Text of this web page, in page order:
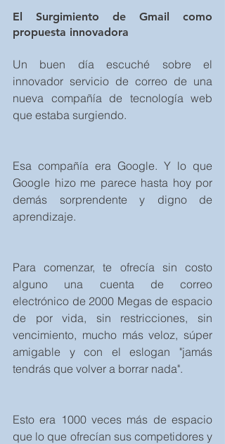
El Surgimiento de Gmail como
propuesta innovadora
Un buen día escuché sobre el
innovador servicio de correo de una
nueva compañía de tecnología web
que estaba surgiendo.
Esa compañía era Google. Y lo que
Google hizo me parece hasta hoy por
demás sorprendente y digno de
aprendizaje.
Para comenzar, te ofrecía sin costo
alguno una cuenta de correo
electrónico de 2000 Megas de espacio
de por vida, sin restricciones, sin
vencimiento, mucho más veloz, súper
amigable y con el eslogan "jamás
tendrás que volver a borrar nada".
Esto era 1000 veces más de espacio
que lo que ofrecían sus competidores y